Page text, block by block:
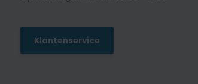
Klantenservice